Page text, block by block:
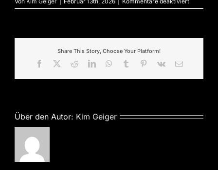
Share This Story, Choose Your Platform!
Facebook RedditLinkedInWhatsApp
Tumblr Pinterest
Vk
E-
Über den Autor: Kim Geiger